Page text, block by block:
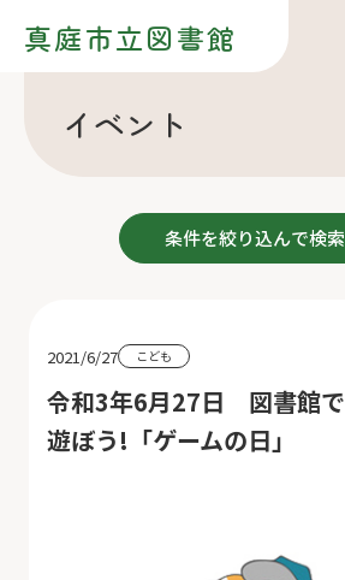
真庭市立図書館
イベント
条件を絞り込んで検索
2021/6/27 こども
令和3年6月27日 図書館で
遊ぼう!「ゲームの日」